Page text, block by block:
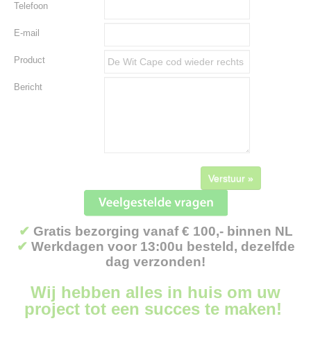
Telefoon
E-mail
Product
Bericht
Verstuur »
✔ Gratis bezorging vanaf € 100,- binnen NL
✔ Werkdagen voor 13:00u besteld, dezelfde
dag verzonden!
Wij hebben alles in huis om uw
project tot een succes te maken!